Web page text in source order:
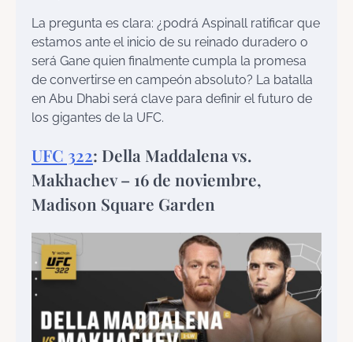
La pregunta es clara: ¿podrá Aspinall ratificar que
estamos ante el inicio de su reinado duradero o
será Gane quien finalmente cumpla la promesa
de convertirse en campeón absoluto? La batalla
en Abu Dhabi será clave para definir el futuro de
los gigantes de la UFC.
UFC 322: Della Maddalena vs.
Makhachev – 16 de noviembre,
Madison Square Garden